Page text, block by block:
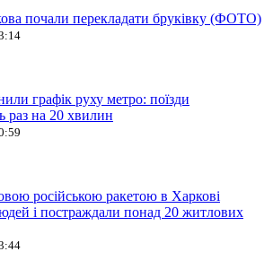
почали перекладати бруківку (ФОТО)
графік руху метро: поїзди
раз на 20 хвилин
російською ракетою в Харкові
і постраждали понад 20 житлових